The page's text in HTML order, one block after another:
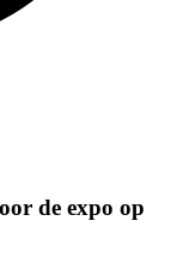
de expo op